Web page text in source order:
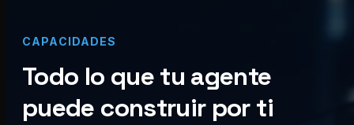
CAPACIDADES
Todo lo que tu agente
puede construir por ti